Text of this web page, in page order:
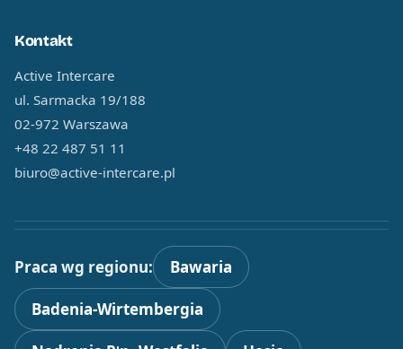
Kontakt
Active Intercare
ul. Sarmacka 19/188
02-972 Warszawa
+48 22 487 51 11
biuro@active-intercare.pl
Praca wg regionu: Bawaria
Badenia-Wirtembergia